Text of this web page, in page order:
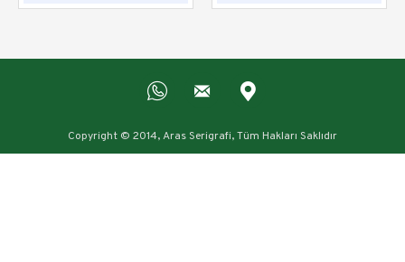
Copyright © 2014, Aras Serigrafi, Tüm Hakları Saklıdır